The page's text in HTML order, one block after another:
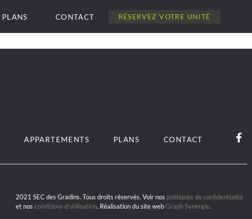
PLANS CONTACT RÉSERVEZ VOTRE UNITÉ
APPARTEMENTS PLANS CONTACT
2021 SEC des Gradins. Tous droits réservés. Voir nos politiques de confidentialité
et nosconditions d’utilisation. Réalisation du site webGraph Synergie.